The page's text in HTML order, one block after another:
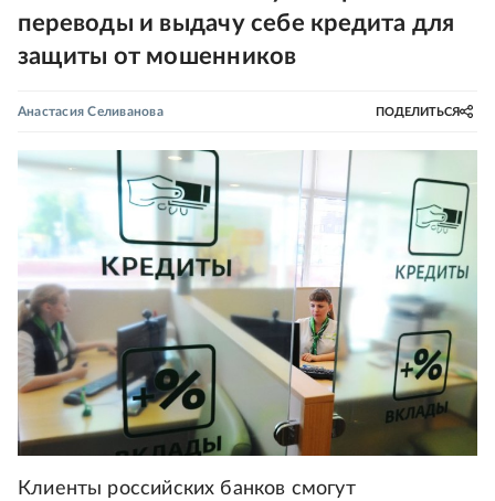
переводы и выдачу себе кредита для
защиты от мошенников
Анастасия Селиванова ПОДЕЛИТЬСЯ
Клиенты российских банков смогут